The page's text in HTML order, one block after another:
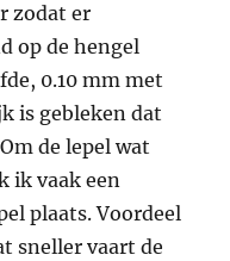
zodat er
op de hengel
0.10 mm met
is gebleken dat
de lepel wat
ik vaak een
plaats. Voordeel
sneller vaart de